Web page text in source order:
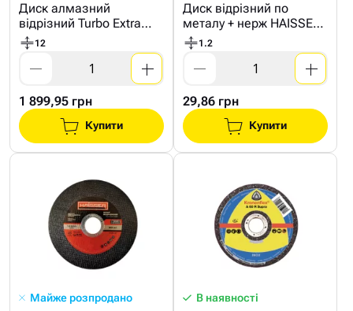
Диск алмазний
вiдрiзний Turbo Extra
Max 232x2,5x12мм
12
1 899,95 грн
Купити
Диск відрізний по
металу + нерж HAISSER
125*1,2мм
1.2
29,86 грн
Купити
Майже розпродано В наявності